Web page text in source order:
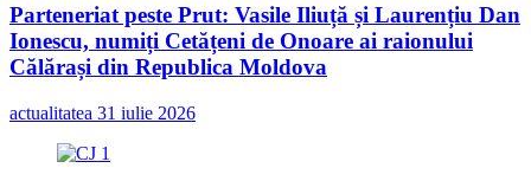
Parteneriat peste Prut: Vasile Iliuță și Laurențiu Dan
Ionescu, numiți Cetățeni de Onoare ai raionului
Călărași din Republica Moldova
actualitatea 31 iulie 2026